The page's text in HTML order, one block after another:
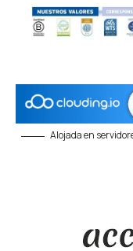
Alojada en